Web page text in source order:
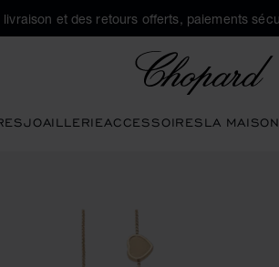
livraison et des retours offerts, paiements
JOAILLERIEACCESSOIRESLA MAISON